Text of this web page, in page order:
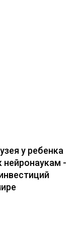
у ребенка
нейронаукам -